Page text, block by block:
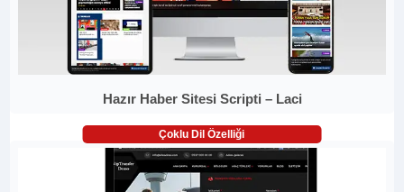
Hazır Haber Sitesi Scripti – Laci
Çoklu Dil Özelliği